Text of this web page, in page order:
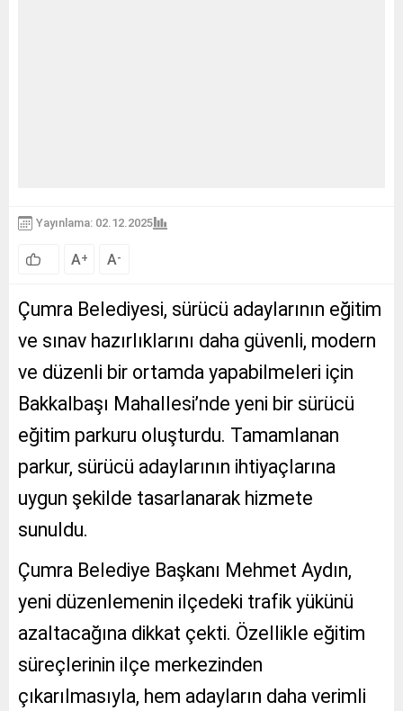
Yayınlama: 02.12.2025
A+ A-
Çumra Belediyesi, sürücü adaylarının eğitim
ve sınav hazırlıklarını daha güvenli, modern
ve düzenli bir ortamda yapabilmeleri için
Bakkalbaşı Mahallesi’nde yeni bir sürücü
eğitim parkuru oluşturdu. Tamamlanan
parkur, sürücü adaylarının ihtiyaçlarına
uygun şekilde tasarlanarak hizmete
sunuldu.
Çumra Belediye Başkanı Mehmet Aydın,
yeni düzenlemenin ilçedeki trafik yükünü
azaltacağına dikkat çekti. Özellikle eğitim
süreçlerinin ilçe merkezinden
çıkarılmasıyla, hem adayların daha verimli